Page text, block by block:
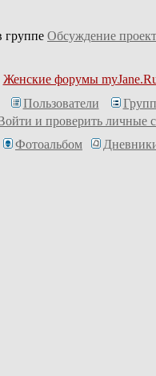
группе Обсуждение
Женские форумы
Пользователи
и проверить личные
Фотоальбом